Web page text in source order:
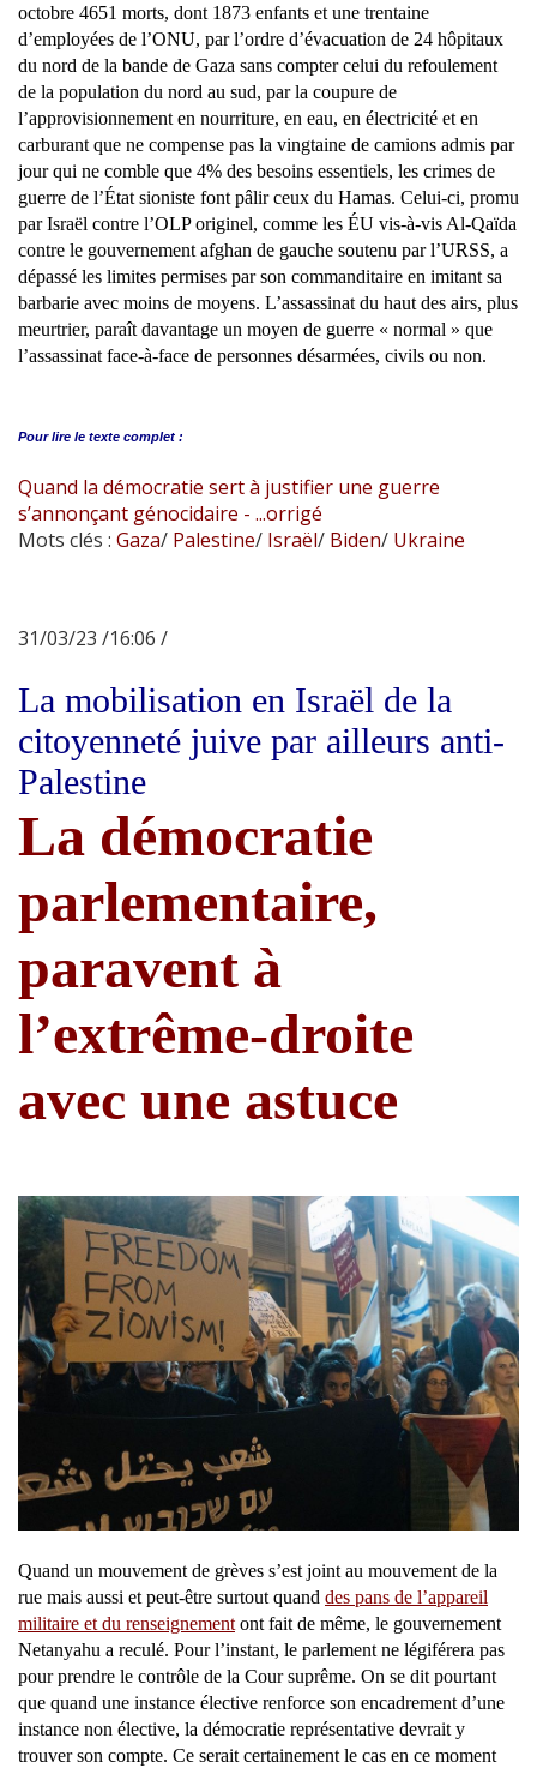
octobre 4651 morts, dont 1873 enfants et une trentaine
d’employées de l’ONU, par l’ordre d’évacuation de 24 hôpitaux
du nord de la bande de Gaza sans compter celui du refoulement
de la population du nord au sud, par la coupure de
l’approvisionnement en nourriture, en eau, en électricité et en
carburant que ne compense pas la vingtaine de camions admis par
jour qui ne comble que 4% des besoins essentiels, les crimes de
guerre de l’État sioniste font pâlir ceux du Hamas. Celui-ci, promu
par Israël contre l’OLP originel, comme les ÉU vis-à-vis Al-Qaïda
contre le gouvernement afghan de gauche soutenu par l’URSS, a
dépassé les limites permises par son commanditaire en imitant sa
barbarie avec moins de moyens. L’assassinat du haut des airs, plus
meurtrier, paraît davantage un moyen de guerre « normal » que
l’assassinat face-à-face de personnes désarmées, civils ou non.
Pour lire le texte complet :
Quand la démocratie sert à justifier une guerre
s’annonçant génocidaire - ...orrigé
Mots clés : Gaza/ Palestine/ Israël/ Biden/ Ukraine
31/03/23 /16:06 /
La mobilisation en Israël de la
citoyenneté juive par ailleurs anti-
Palestine
La démocratie
parlementaire,
paravent à
l’extrême-droite
avec une astuce
Quand un mouvement de grèves s’est joint au mouvement de la
rue mais aussi et peut-être surtout quand des pans de l’appareil
militaire et du renseignement ont fait de même, le gouvernement
Netanyahu a reculé. Pour l’instant, le parlement ne légiférera pas
pour prendre le contrôle de la Cour suprême. On se dit pourtant
que quand une instance élective renforce son encadrement d’une
instance non élective, la démocratie représentative devrait y
trouver son compte. Ce serait certainement le cas en ce moment